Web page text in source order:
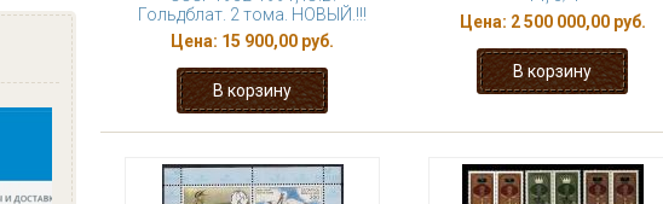
Гольдблат. 2 тома. НОВЫЙ.!!!
Цена: 15 900,00 руб.
Цена: 2 500 000,00 руб.